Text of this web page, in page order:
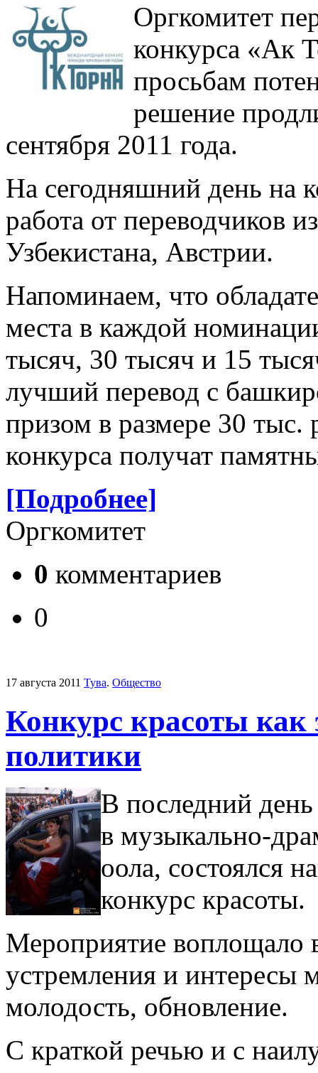
Оргкомитет
конкурса «Ак
просьбам
решение
сентября 2011 года.
На сегодняшний день на
работа от переводчиков
Узбекистана, Австрии.
Напоминаем, что
места в каждой
тысяч, 30 тысяч и 15
лучший перевод с
призом в размере 30 тыс.
конкурса получат
[Подробнее]
Оргкомитет
0 комментариев
0
17 августа 2011 Тува. Общество
Конкурс красоты как
политики
В последний
в музыкально-
оола, состоялся
конкурс красоты.
Мероприятие воплощало
устремления и интересы
молодость, обновление.
С краткой речью и с